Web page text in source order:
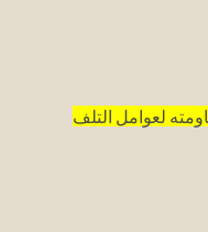
لعوامل التلف